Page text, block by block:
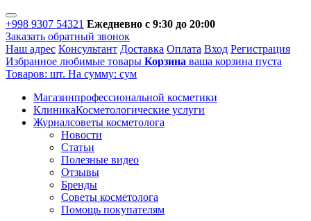
+998 9307 54321 Ежедневно с 9:30 до 20:00
Заказать обратный звонок
Наш адрес Консультант Доставка Оплата Вход Регистрация
Избранное любимые товары Корзина ваша корзина пуста
Товаров: шт. На сумму: сум
Магазинпрофессиональной косметики
КлиникаКосметологические услуги
Журналсоветы косметолога
Новости
Статьи
Полезные видео
Отзывы
Бренды
Советы косметолога
Помощь покупателям